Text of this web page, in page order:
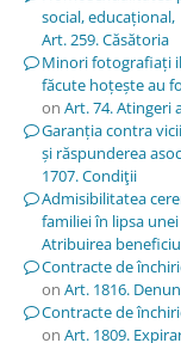
social, educațional,
Art. 259. Căsătoria
Minori fotografiați
făcute hoțește au
on Art. 74. Atingeri
Garanția contra
și răspunderea
1707. Condiţii
Admisibilitatea
familiei în lipsa unei
Atribuirea
Contracte de
on Art. 1816.
Contracte de
on Art. 1809.